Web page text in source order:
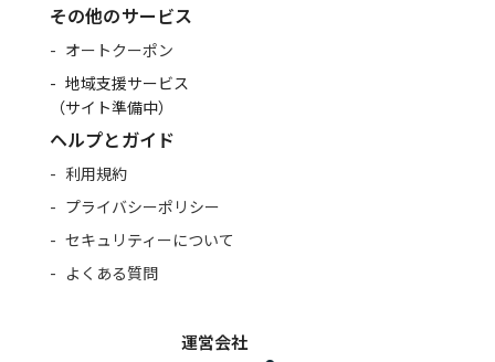
運営会社
その他のサービス
オートクーポン
地域支援サービス
（サイト準備中）
ヘルプとガイド
利用規約
プライバシーポリシー
セキュリティーについて
よくある質問